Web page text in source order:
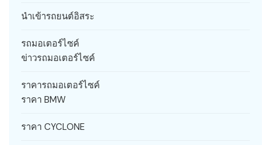
นำเข้ารถยนต์อิสระ
รถมอเตอร์ไซค์
ข่าวรถมอเตอร์ไซค์
ราคารถมอเตอร์ไซค์
ราคา BMW
ราคา CYCLONE